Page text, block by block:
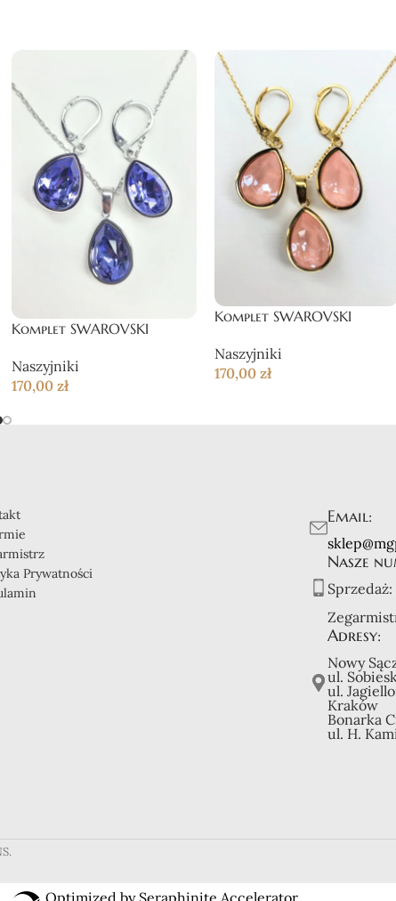
Komplet SWAROVSKI
Naszyjniki
170,00zł
Komplet SWAROVSKI
Naszyjniki
170,00 zł
Prywatności
Email:
Nasze
Sprzedaż:
Adresy:
Nowy
ul.
ul.
Kraków
Bonarka
ul. H.
Optimized by Seraphinite Accelerator